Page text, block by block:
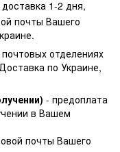
1-2 дня,
почты Вашего
отделениях
по Украине,
- предоплата
в Вашем
почты Вашего